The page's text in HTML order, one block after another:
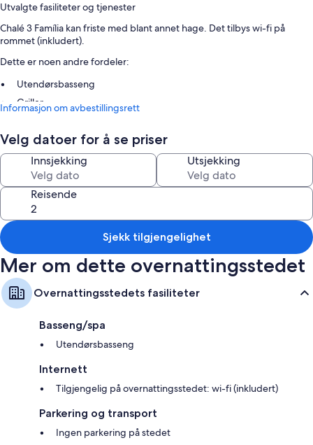
Utvalgte fasiliteter og tjenester
Chalé 3 Família kan friste med blant annet hage. Det tilbys wi-fi på
rommet (inkludert).
Dette er noen andre fordeler:
Utendørsbasseng
Griller
Alle gjesterommene på Chalé 3 Família kan friste med fasiliteter som wi-
fi (inkludert).
Her er noen flere romfasiliteter:
Kjøkken med mikrobølgeovn
Informasjon om avbestillingsrett
Velg datoer for å se priser
Innsjekking Utsjekking
Reisende
Sjekk tilgjengelighet
Mer om dette overnattingsstedet
Overnattingsstedets fasiliteter
Basseng/spa
Utendørsbasseng
Internett
Tilgjengelig på overnattingsstedet: wi-fi (inkludert)
Parkering og transport
Ingen parkering på stedet